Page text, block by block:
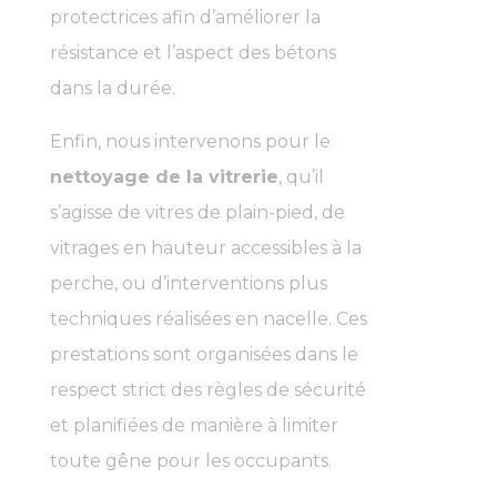
protectrices afin d’améliorer la
résistance et l’aspect des bétons
dans la durée.
Enfin, nous intervenons pour le
nettoyage de la vitrerie, qu’il
s’agisse de vitres de plain-pied, de
vitrages en hauteur accessibles à la
perche, ou d’interventions plus
techniques réalisées en nacelle. Ces
prestations sont organisées dans le
respect strict des règles de sécurité
et planifiées de manière à limiter
toute gêne pour les occupants.